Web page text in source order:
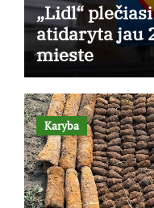
„Lidl“
atidaryta jau
mieste
Karyba